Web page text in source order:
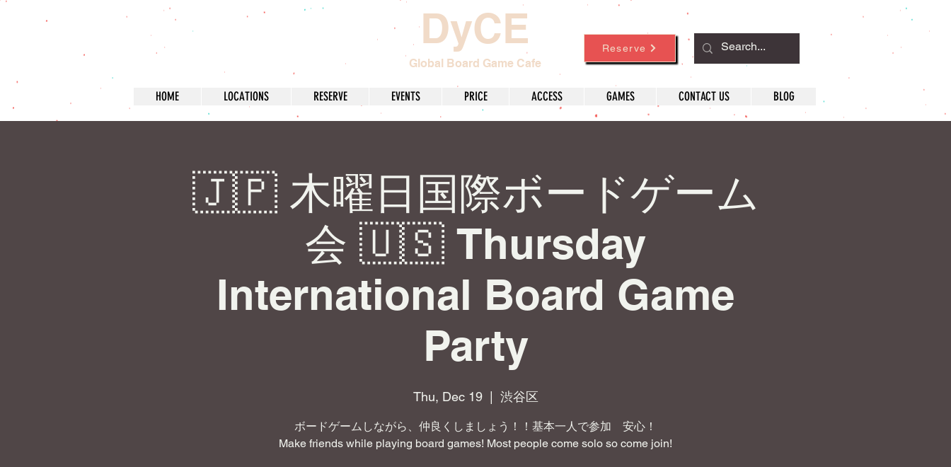
DyCE
Global Board Game Cafe
Reserve
HOME LOCATIONS RESERVE EVENTS PRICE ACCESS GAMES CONTACT US BLOG
🇯🇵 木曜日国際ボードゲーム
会 🇺🇸 Thursday
International Board Game
Party
Thu, Dec 19
  |
渋谷区
ボードゲームしながら、仲良くしましょう！！基本一人で参加 安心！
Make friends while playing board games! Most people come solo so come join!